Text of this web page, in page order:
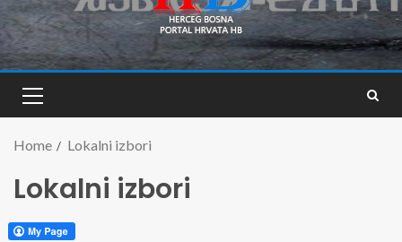
Home Lokalni izbori
Lokalni izbori